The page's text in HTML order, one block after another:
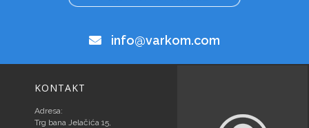
info@varkom.com
KONTAKT
Adresa:
Trg bana Jelačića 15,